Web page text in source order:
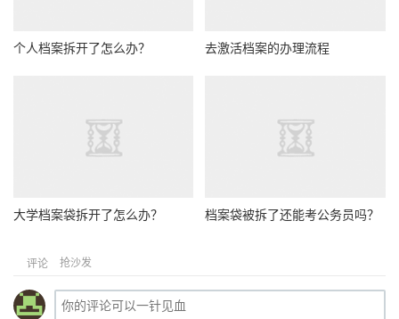
个人档案拆开了怎么办？ 去激活档案的办理流程
大学档案袋拆开了怎么办？ 档案袋被拆了还能考公务员吗？
评论 抢沙发